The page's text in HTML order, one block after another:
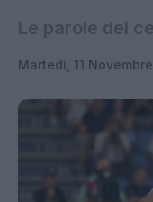
Le parole del
Martedì, 11